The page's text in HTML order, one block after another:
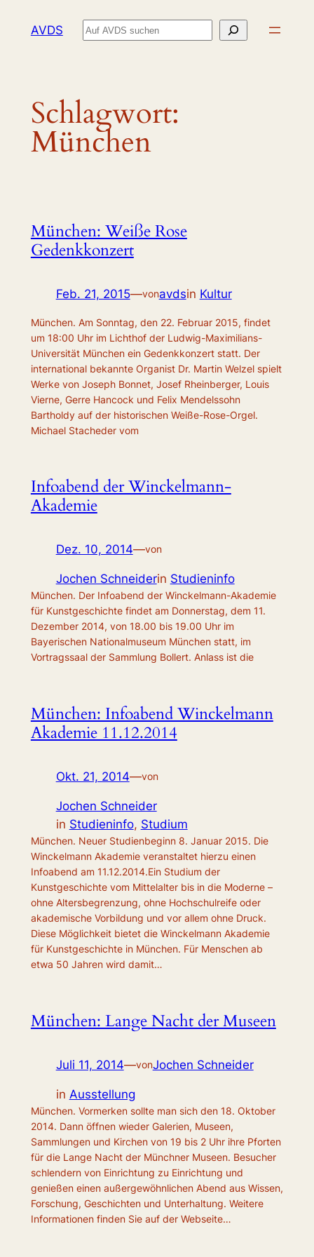
InhaltAVDS Suchen
Schlagwort:
München
München: Weiße Rose
Gedenkkonzert
Feb. 21, 2015—vonavdsin Kultur
München. Am Sonntag, den 22. Februar 2015, findet
um 18:00 Uhr im Lichthof der Ludwig-Maximilians-
Universität München ein Gedenkkonzert statt. Der
international bekannte Organist Dr. Martin Welzel spielt
Werke von Joseph Bonnet, Josef Rheinberger, Louis
Vierne, Gerre Hancock und Felix Mendelssohn
Bartholdy auf der historischen Weiße-Rose-Orgel.
Michael Stacheder vom
Infoabend der Winckelmann-
Akademie
Dez. 10, 2014—von
Jochen Schneiderin Studieninfo
München. Der Infoabend der Winckelmann-Akademie
für Kunstgeschichte findet am Donnerstag, dem 11.
Dezember 2014, von 18.00 bis 19.00 Uhr im
Bayerischen Nationalmuseum München statt, im
Vortragssaal der Sammlung Bollert. Anlass ist die
München: Infoabend Winckelmann
Akademie 11.12.2014
Okt. 21, 2014—von
Jochen Schneider
in Studieninfo, Studium
München. Neuer Studienbeginn 8. Januar 2015. Die
Winckelmann Akademie veranstaltet hierzu einen
Infoabend am 11.12.2014.Ein Studium der
Kunstgeschichte vom Mittelalter bis in die Moderne –
ohne Altersbegrenzung, ohne Hochschulreife oder
akademische Vorbildung und vor allem ohne Druck.
Diese Möglichkeit bietet die Winckelmann Akademie
für Kunstgeschichte in München. Für Menschen ab
etwa 50 Jahren wird damit…
München: Lange Nacht der Museen
Juli 11, 2014—vonJochen Schneider
in Ausstellung
München. Vormerken sollte man sich den 18. Oktober
2014. Dann öffnen wieder Galerien, Museen,
Sammlungen und Kirchen von 19 bis 2 Uhr ihre Pforten
für die Lange Nacht der Münchner Museen. Besucher
schlendern von Einrichtung zu Einrichtung und
genießen einen außergewöhnlichen Abend aus Wissen,
Forschung, Geschichten und Unterhaltung. Weitere
Informationen finden Sie auf der Webseite…